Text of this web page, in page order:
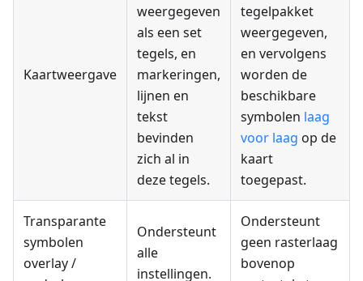
Kaartweergave
weergegeven
als een set
tegels, en
markeringen,
lijnen en
tekst
bevinden
zich al in
deze tegels.
tegelpakket
weergegeven,
en vervolgens
worden de
beschikbare
symbolen laag
voor laag op de
kaart
toegepast.
Transparante
symbolen
overlay /
Ondersteunt
alle
instellingen.
Ondersteunt
geen rasterlaag
bovenop